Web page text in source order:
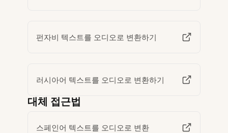
펀자비 텍스트를 오디오로 변환하기
러시아어 텍스트를 오디오로 변환하기
대체 접근법
스페인어 텍스트를 오디오로 변환